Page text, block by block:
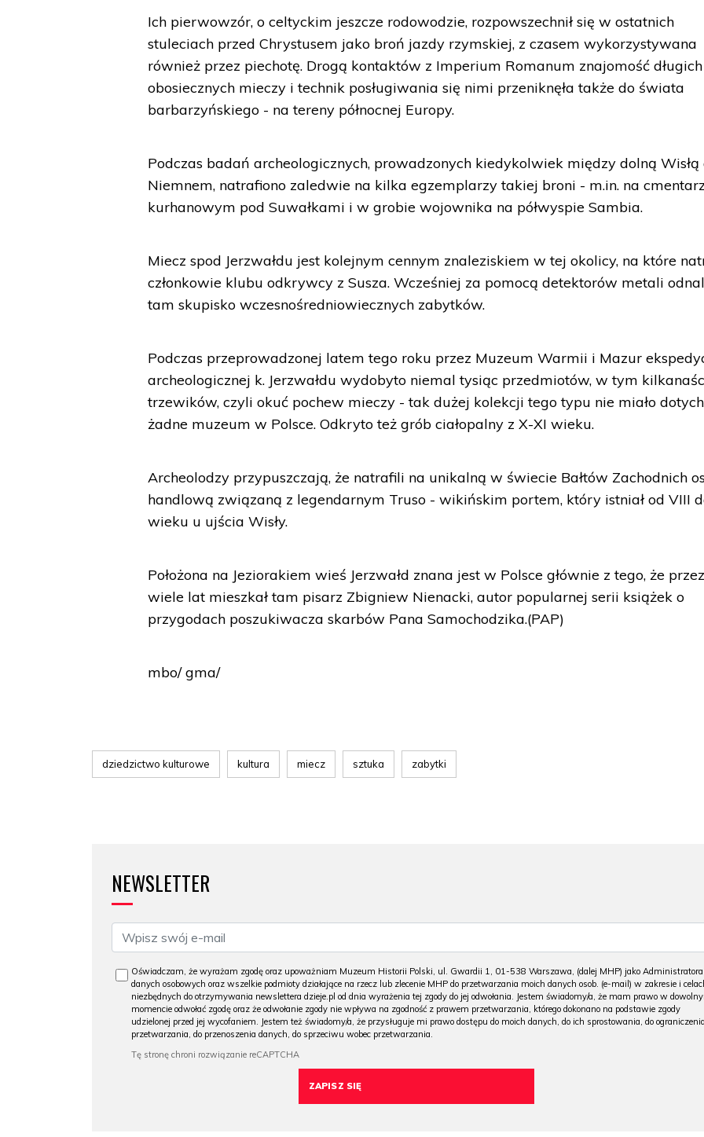
Ich pierwowzór, o celtyckim jeszcze rodowodzie, rozpowszechnił się w ostatnich
stuleciach przed Chrystusem jako broń jazdy rzymskiej, z czasem wykorzystywana
również przez piechotę. Drogą kontaktów z Imperium Romanum znajomość długich
obosiecznych mieczy i technik posługiwania się nimi przeniknęła także do świata
barbarzyńskiego - na tereny północnej Europy.
Podczas badań archeologicznych, prowadzonych kiedykolwiek między dolną Wisłą
Niemnem, natrafiono zaledwie na kilka egzemplarzy takiej broni - m.in. na
kurhanowym pod Suwałkami i w grobie wojownika na półwyspie Sambia.
Miecz spod Jerzwałdu jest kolejnym cennym znaleziskiem w tej okolicy, na które
członkowie klubu odkrywcy z Susza. Wcześniej za pomocą detektorów metali
tam skupisko wczesnośredniowiecznych zabytków.
Podczas przeprowadzonej latem tego roku przez Muzeum Warmii i Mazur
archeologicznej k. Jerzwałdu wydobyto niemal tysiąc przedmiotów, w tym
trzewików, czyli okuć pochew mieczy - tak dużej kolekcji tego typu nie miało
żadne muzeum w Polsce. Odkryto też grób ciałopalny z X-XI wieku.
Archeolodzy przypuszczają, że natrafili na unikalną w świecie Bałtów Zachodnich
handlową związaną z legendarnym Truso - wikińskim portem, który istniał od VIII
wieku u ujścia Wisły.
Położona na Jeziorakiem wieś Jerzwałd znana jest w Polsce głównie z tego, że przez
wiele lat mieszkał tam pisarz Zbigniew Nienacki, autor popularnej serii książek o
przygodach poszukiwacza skarbów Pana Samochodzika.(PAP)
mbo/ gma/
dziedzictwo kulturowe kultura miecz sztuka zabytki
NEWSLETTER
Oświadczam, że wyrażam zgodę oraz upoważniam Muzeum Historii Polski, ul. Gwardii 1, 01-538 Warszawa, (dalej MHP) jako Administratora
danych osobowych oraz wszelkie podmioty działające na rzecz lub zlecenie MHP do przetwarzania moich danych osob. (e-mail) w zakresie i
niezbędnych do otrzymywania newslettera dzieje.pl od dnia wyrażenia tej zgody do jej odwołania. Jestem świadomy/a, że mam prawo w
momencie odwołać zgodę oraz że odwołanie zgody nie wpływa na zgodność z prawem przetwarzania, którego dokonano na podstawie zgody
udzielonej przed jej wycofaniem. Jestem też świadomy/a, że przysługuje mi prawo dostępu do moich danych, do ich sprostowania, do ograniczenia
przetwarzania, do przenoszenia danych, do sprzeciwu wobec przetwarzania.